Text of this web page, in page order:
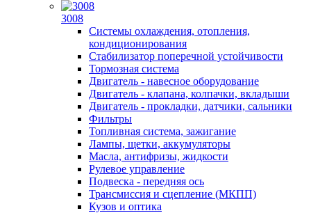
3008
Системы охлаждения, отопления,
кондиционирования
Стабилизатор поперечной устойчивости
Тормозная система
Двигатель - навесное оборудование
Двигатель - клапана, колпачки, вкладыши
Двигатель - прокладки, датчики, сальники
Фильтры
Топливная система, зажигание
Лампы, щетки, аккумуляторы
Масла, антифризы, жидкости
Рулевое управление
Подвеска - передняя ось
Трансмиссия и сцепление (МКПП)
Кузов и оптика